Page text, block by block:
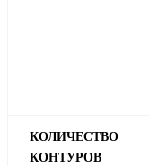
КОЛИЧЕСТВО
КОНТУРОВ